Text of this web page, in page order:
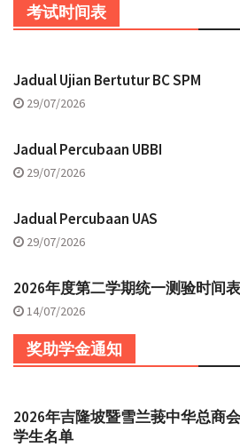
考试时间表
Jadual Ujian Bertutur BC SPM
29/07/2026
Jadual Percubaan UBBI
29/07/2026
Jadual Percubaan UAS
29/07/2026
2026年度第二学期统一测验时间表
14/07/2026
奖助学金通知
2026年吉隆坡暨雪兰莪中华总商
学生名单